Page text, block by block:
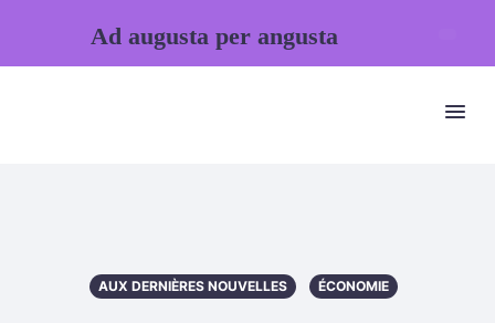
AUX DERNIÈRES NOUVELLES ÉCONOMIE
Ad augusta per angusta